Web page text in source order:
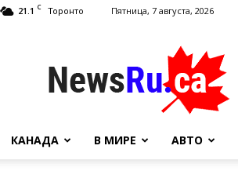
21.1 C Торонто Пятница, 7 августа, 2026
NewsRu.Ca
КАНАДА В МИРЕ АВТО